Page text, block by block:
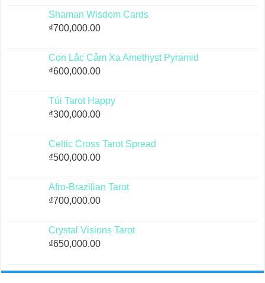
Shaman Wisdom Cards
₫700,000.00
Con Lắc Cảm Xạ Amethyst Pyramid
₫600,000.00
Túi Tarot Happy
₫300,000.00
Celtic Cross Tarot Spread
₫500,000.00
Afro-Brazilian Tarot
₫700,000.00
Crystal Visions Tarot
₫650,000.00